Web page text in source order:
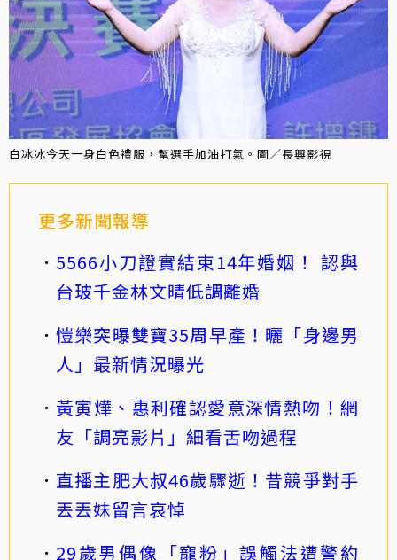
白冰冰今天一身白色禮服，幫選手加油打氣。圖／長興影視
更多新聞報導
5566小刀證實結束14年婚姻！ 認與
台玻千金林文晴低調離婚
愷樂突曝雙寶35周早產！曬「身邊男
人」最新情況曝光
黃寅燁、惠利確認愛意深情熱吻！網
友「調亮影片」細看舌吻過程
直播主肥大叔46歲驟逝！昔競爭對手
丟丟妹留言哀悼
29歲男偶像「寵粉」誤觸法遭警約